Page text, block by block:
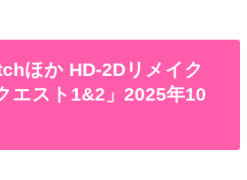
ほか HD-2Dリメイク
エスト1&2」2025年10